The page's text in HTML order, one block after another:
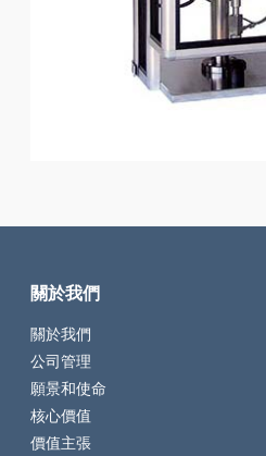
關於我們
關於我們
公司管理
願景和使命
核心價值
價值主張